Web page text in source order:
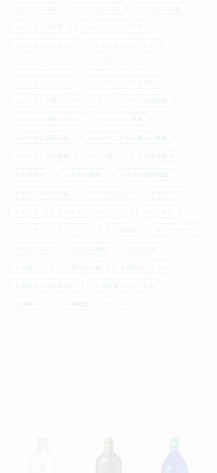
いいちこ12度 いいちこ20度 いいちこ25度
いいちこの科学 いいちこアンバサダー
いいちこシルエット いいちこスペシャル
いいちこスーパー いいちこトリビア
いいちこパーソン いいちこフラスコボトル
いいちこ下町のハイボール いいちこ日田全麹
いいちこ民陶くろびん いいちこ深薫
いいちこ漫画日和 いいちこ片手に観たい映画
いいちこ空山独酌 いい茶こ お取り寄せ
お茶割り お酒と健康 お酒の基礎知識
やさしい酔い対談 インタビュー カクテル
チーズ テイスティングノート ビジネス
プレゼントキャンペーン プロ直伝 レモンサワー
大分グルメ 小宮山雄飛 小川貞夫
山脇リコ 漬け込み酒 焼酎のつくり方
焼酎のオツな飲み方 社員激オシおつまみ
酒場メシ 開発者インタビュー